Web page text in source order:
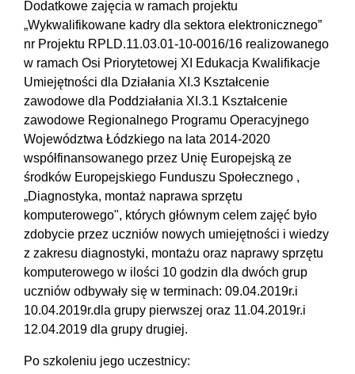
Dodatkowe zajęcia w ramach projektu
„Wykwalifikowane kadry dla sektora elektronicznego”
nr Projektu RPLD.11.03.01-10-0016/16 realizowanego
w ramach Osi Priorytetowej XI Edukacja Kwalifikacje
Umiejętności dla Działania XI.3 Kształcenie
zawodowe dla Poddziałania XI.3.1 Kształcenie
zawodowe Regionalnego Programu Operacyjnego
Województwa Łódzkiego na lata 2014-2020
współfinansowanego przez Unię Europejską ze
środków Europejskiego Funduszu Społecznego ,
„Diagnostyka, montaż naprawa sprzętu
komputerowego", których głównym celem zajęć było
zdobycie przez uczniów nowych umiejętności i wiedzy
z zakresu diagnostyki, montażu oraz naprawy sprzętu
komputerowego w ilości 10 godzin dla dwóch grup
uczniów odbywały się w terminach: 09.04.2019r.i
10.04.2019r.dla grupy pierwszej oraz 11.04.2019r.i
12.04.2019 dla grupy drugiej.
Po szkoleniu jego uczestnicy: